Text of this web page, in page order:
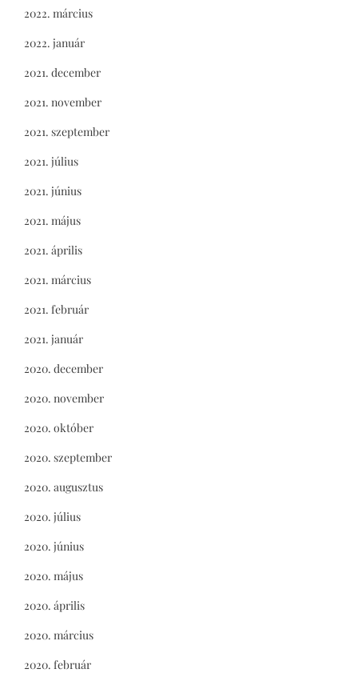
2022. március
2022. január
2021. december
2021. november
2021. szeptember
2021. július
2021. június
2021. május
2021. április
2021. március
2021. február
2021. január
2020. december
2020. november
2020. október
2020. szeptember
2020. augusztus
2020. július
2020. június
2020. május
2020. április
2020. március
2020. február